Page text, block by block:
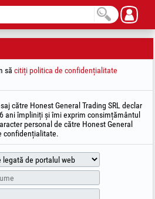
să citiți politica de confidențialitate
către Honest General Trading SRL declar
ani împliniți și îmi exprim consimțământul
personal de către Honest General
confidențialitate.